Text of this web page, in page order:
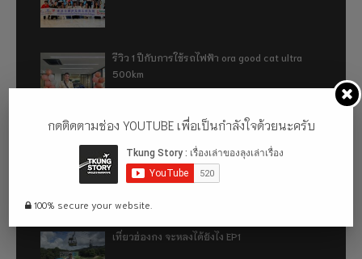
รีวิว 1 ปีกับการใช้รถไฟฟ้า ora good cat ultra
500km
เที่ยวฮ่องกง จะหลงได้ยังไง EP2
เที่ยวฮ่องกง จะหลงได้ยังไง EP1
กดติดตามช่อง YOUTUBE เพื่อเป็นกำลังใจด้วยนะครับ
100% secure your website.